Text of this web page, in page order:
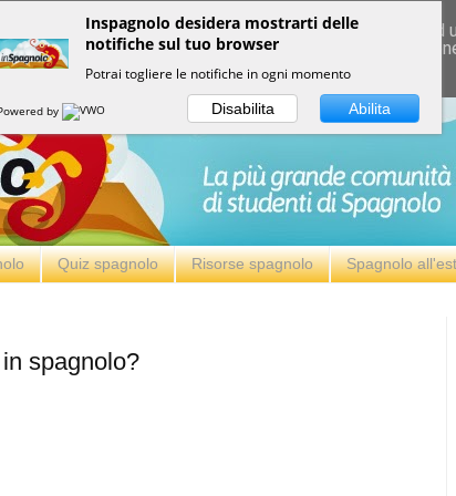
Quiz spagnolo Risorse spagnolo Spagnolo
spagnolo?
its services and to analyze traffic. Your IP address and
and security metrics to ensure quality of service,
Inspagnolo desidera mostrarti delle
notifiche sul tuo browser
Potrai togliere le notifiche in ogni momento
by Disabilita Abilita